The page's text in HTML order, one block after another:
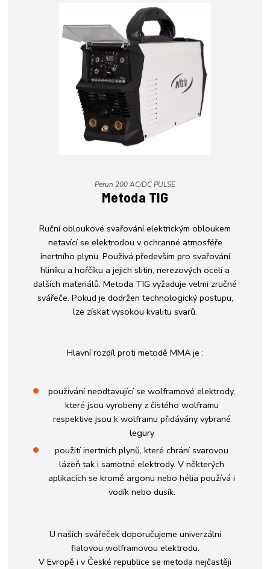
Perun 200 AC/DC PULSE
Metoda TIG
Ruční obloukové svařování elektrickým obloukem
netavící se elektrodou v ochranné atmosféře
inertního plynu. Používá především pro svařování
hliníku a hořčíku a jejich slitin, nerezových ocelí a
dalších materiálů. Metoda TIG vyžaduje velmi zručné
svářeče. Pokud je dodržen technologický postupu,
lze získat vysokou kvalitu svarů.
Hlavní rozdíl proti metodě MMA je :
používání neodtavující se wolframové elektrody,
které jsou vyrobeny z čistého wolframu
respektive jsou k wolframu přidávány vybrané
legury
použití inertních plynů, které chrání svarovou
lázeň tak i samotné elektrody. V některých
aplikacích se kromě argonu nebo hélia používá i
vodík nebo dusík.
U našich svářeček doporučujeme univerzální
fialovou wolframovou elektrodu.
V Evropě i v České republice se metoda nejčastěji